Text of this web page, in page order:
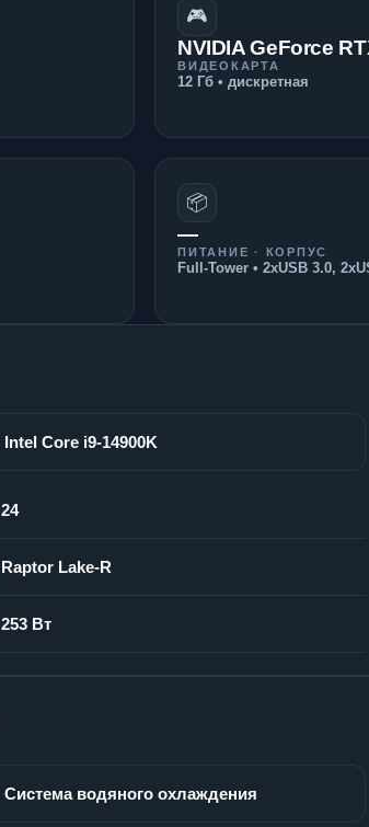
🎮
NVIDIA GeForce
ВИДЕОКАРТА
12 Гб • дискретная
📦
—
ПИТАНИЕ · КОРПУС
Full-Tower • 2xUSB 3.0,
Intel Core i9-14900K
24
Raptor Lake-R
253 Вт
Система водяного охлаждения